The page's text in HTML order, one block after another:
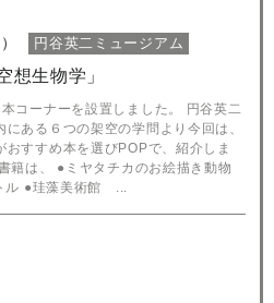
円谷英二ミュージアム
想生物学」
コーナーを設置しました。 円谷英二
ある６つの架空の学問より今回は、
おすすめ本を選びPOPで、紹介しま
籍は、 ●ミヤタチカのお絵描き動物
ル ●珪藻美術館 ...